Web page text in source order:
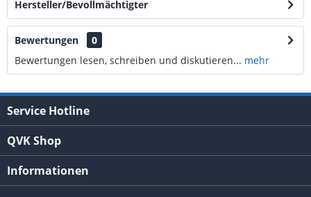
Hersteller/Bevollmächtigter
Bewertungen
0
Bewertungen lesen, schreiben und diskutieren... mehr
Service Hotline
QVK Shop
Informationen